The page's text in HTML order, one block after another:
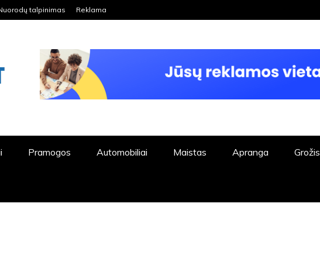
talpinimas Reklama
Pramogos Automobiliai Maistas Apranga Grožis